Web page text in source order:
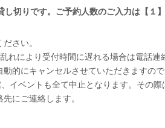
切りです。ご予約人数のご入力は【１
さい。
により受付時間に遅れる場合は電話連
的にキャンセルさせていただきますので
イベントも全て中止となります。その
にご連絡します。